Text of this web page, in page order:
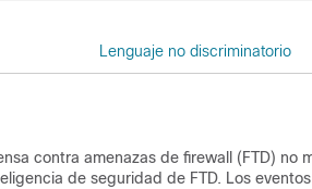
Lenguaje no discriminatorio
contra amenazas de firewall (FTD) no
de seguridad de FTD. Los